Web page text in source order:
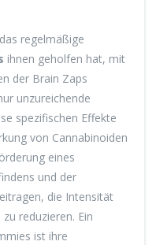
regelmäßige
ihnen geholfen hat, mit
der Brain Zaps
unzureichende
spezifischen Effekte
von Cannabinoiden
eines
und der
die Intensität
reduzieren. Ein
ist ihre